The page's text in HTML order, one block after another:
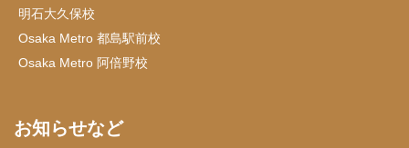
明石大久保校
Osaka Metro 都島駅前校
Osaka Metro 阿倍野校
お知らせなど